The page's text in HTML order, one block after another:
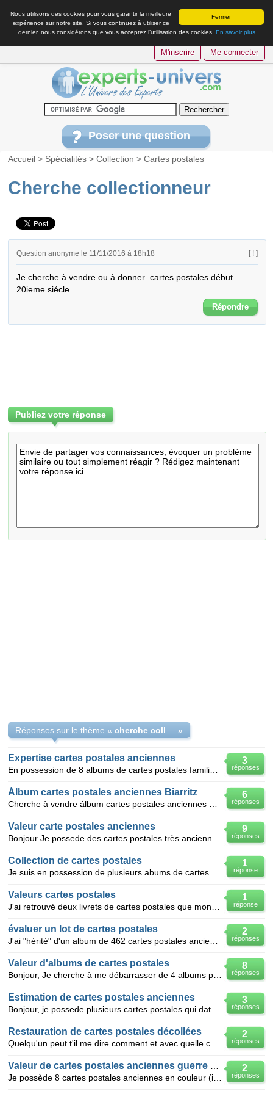
Fermer
Nous utilisons des cookies pour vous garantir la meilleure
expérience sur notre site. Si vous continuez à utiliser ce
dernier, nous considérons que vous acceptez l’utilisation des cookies. En savoir plus
M'inscrire Me connecter
Poser une question
Accueil > Spécialités >Collection >Cartes postales
Cherche collectionneur
Question anonyme le 11/11/2016 à 18h18 [ ! ]
Je cherche à vendre ou à donner  cartes postales début
20ieme siécle
Répondre
Publiez votre réponse
Réponses sur le thème « »
3
réponses
Expertise cartes postales anciennes
6
réponses
Álbum cartes postales anciennes Biarritz
9
réponses
Valeur carte postales anciennes
1
réponse
Collection de cartes postales
1
réponse
Valeurs cartes postales
2
réponses
évaluer un lot de cartes postales
8
réponses
Valeur d'albums de cartes postales
3
réponses
Estimation de cartes postales anciennes
2
réponses
Restauration de cartes postales décollées
2
réponses